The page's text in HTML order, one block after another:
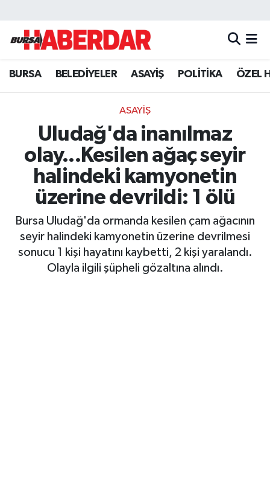
BURSA BELEDİYELER ASAYİŞ POLİTİKA ÖZEL
ASAYİŞ
Uludağ'da inanılmaz
olay...Kesilen ağaç seyir
halindeki kamyonetin
üzerine devrildi: 1 ölü
Bursa Uludağ'da ormanda kesilen çam ağacının
seyir halindeki kamyonetin üzerine devrilmesi
sonucu 1 kişi hayatını kaybetti, 2 kişi yaralandı.
Olayla ilgili şüpheli gözaltına alındı.
Hava Durumu
Trafik Durumu
Süper Lig Puan Durumu ve Fikstür
Tüm Manşetler
Son Dakika Haberleri
Haber Arşivi